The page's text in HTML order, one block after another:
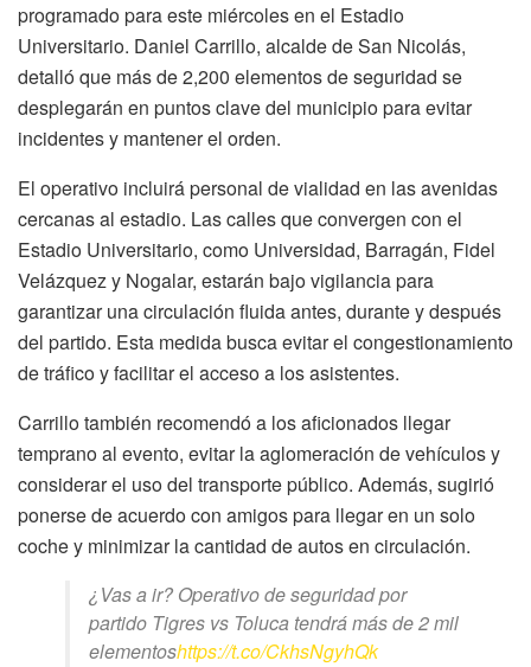
programado para este miércoles en el Estadio
Universitario. Daniel Carrillo, alcalde de San Nicolás,
detalló que más de 2,200 elementos de seguridad se
desplegarán en puntos clave del municipio para evitar
incidentes y mantener el orden.
El operativo incluirá personal de vialidad en las avenidas
cercanas al estadio. Las calles que convergen con el
Estadio Universitario, como Universidad, Barragán, Fidel
Velázquez y Nogalar, estarán bajo vigilancia para
garantizar una circulación fluida antes, durante y después
del partido. Esta medida busca evitar el congestionamiento
de tráfico y facilitar el acceso a los asistentes.
Carrillo también recomendó a los aficionados llegar
temprano al evento, evitar la aglomeración de vehículos y
considerar el uso del transporte público. Además, sugirió
ponerse de acuerdo con amigos para llegar en un solo
coche y minimizar la cantidad de autos en circulación.
¿Vas a ir? Operativo de seguridad por
partido Tigres vs Toluca tendrá más de 2 mil
elementoshttps://t.co/CkhsNgyhQk